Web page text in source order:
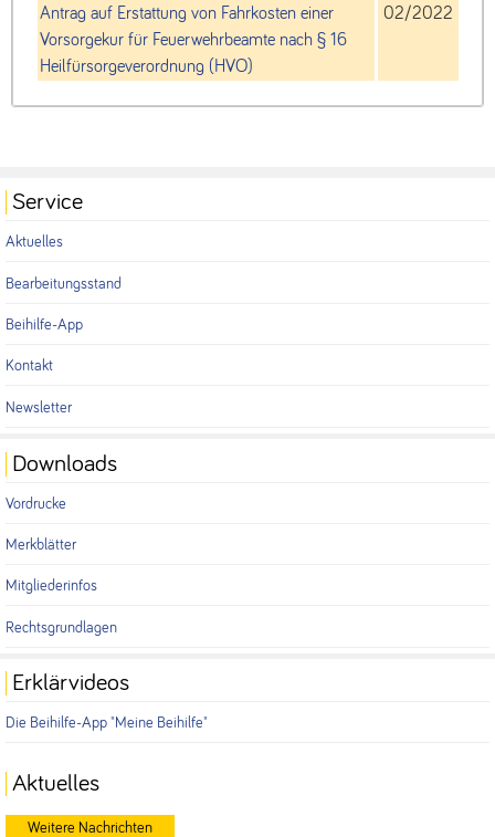
Antrag auf Erstattung von Fahrkosten einer
Vorsorgekur für Feuerwehrbeamte nach § 16
Heilfürsorgeverordnung (HVO)
02/2022
Service
Aktuelles
Bearbeitungsstand
Beihilfe-App
Kontakt
Newsletter
Downloads
Vordrucke
Merkblätter
Mitgliederinfos
Rechtsgrundlagen
Erklärvideos
Die Beihilfe-App "Meine Beihilfe"
Aktuelles
Weitere Nachrichten